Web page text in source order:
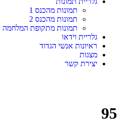
תמונות מהכנס 1
תמונות מהכנס 2
תמונות מתקופת המלחמה
גלריית וידאו
ראיונות אנשי הגדוד
מצגות
יצירת קשר
95